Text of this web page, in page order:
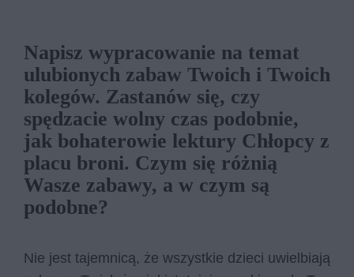
Napisz wypracowanie na temat
ulubionych zabaw Twoich i Twoich
kolegów. Zastanów się, czy
spędzacie wolny czas podobnie,
jak bohaterowie lektury Chłopcy z
placu broni. Czym się różnią
Wasze zabawy, a w czym są
podobne?
Nie jest tajemnicą, że wszystkie dzieci uwielbiają